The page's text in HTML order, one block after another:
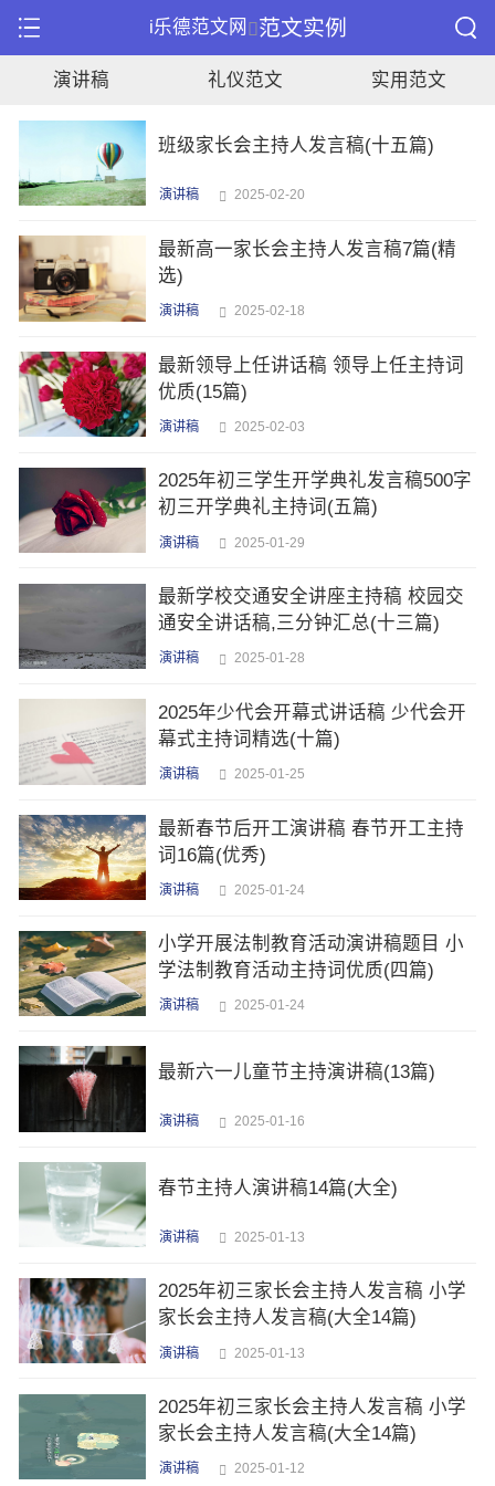
i乐德范文网 范文实例
演讲稿 礼仪范文 实用范文
班级家长会主持人发言稿(十五篇)
演讲稿 2025-02-20
最新高一家长会主持人发言稿7篇(精
选)
演讲稿 2025-02-18
最新领导上任讲话稿 领导上任主持词
优质(15篇)
演讲稿 2025-02-03
2025年初三学生开学典礼发言稿500字
初三开学典礼主持词(五篇)
演讲稿 2025-01-29
最新学校交通安全讲座主持稿 校园交
通安全讲话稿,三分钟汇总(十三篇)
演讲稿 2025-01-28
2025年少代会开幕式讲话稿 少代会开
幕式主持词精选(十篇)
演讲稿 2025-01-25
最新春节后开工演讲稿 春节开工主持
词16篇(优秀)
演讲稿 2025-01-24
小学开展法制教育活动演讲稿题目 小
学法制教育活动主持词优质(四篇)
演讲稿 2025-01-24
最新六一儿童节主持演讲稿(13篇)
演讲稿 2025-01-16
春节主持人演讲稿14篇(大全)
演讲稿 2025-01-13
2025年初三家长会主持人发言稿 小学
家长会主持人发言稿(大全14篇)
演讲稿 2025-01-13
2025年初三家长会主持人发言稿 小学
家长会主持人发言稿(大全14篇)
演讲稿 2025-01-12